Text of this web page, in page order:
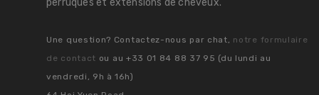
perruques et extensions de cheveux.
Une question? Contactez-nous par chat, notre formulaire
de contact ou au +33 01 84 88 37 95 (du lundi au
vendredi, 9h à 16h)